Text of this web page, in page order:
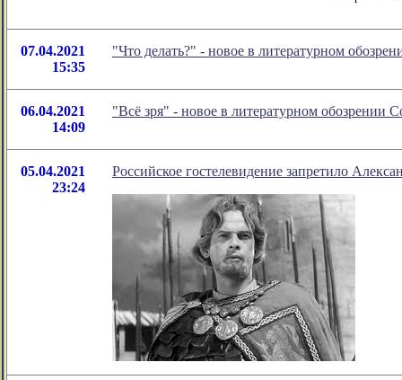
07.04.2021
15:35
"Что делать?" - новое в литературном
06.04.2021
14:09
"Всё зря" - новое в литературном обозрении
05.04.2021
23:24
Российское гостелевидение запретило